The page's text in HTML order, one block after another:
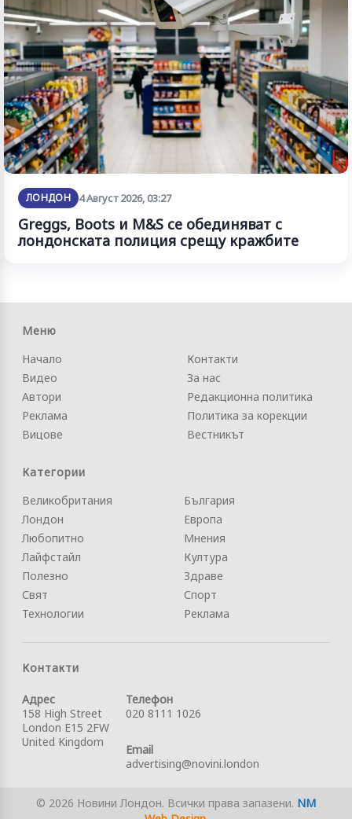
ЛОНДОН 4 Август 2026, 03:27
Greggs, Boots и M&S се обединяват с
лондонската полиция срещу кражбите
Меню
Начало
Видео
Автори
Реклама
Вицове
Контакти
За нас
Редакционна политика
Политика за корекции
Вестникът
Категории
Великобритания
Лондон
Любопитно
Лайфстайл
Полезно
Свят
Технологии
България
Европа
Мнения
Култура
Здраве
Спорт
Реклама
Контакти
Адрес
158 High Street
London E15 2FW
United Kingdom
Телефон
020 8111 1026
Email
advertising@novini.london
© 2026 Новини Лондон. Всички права запазени. NM